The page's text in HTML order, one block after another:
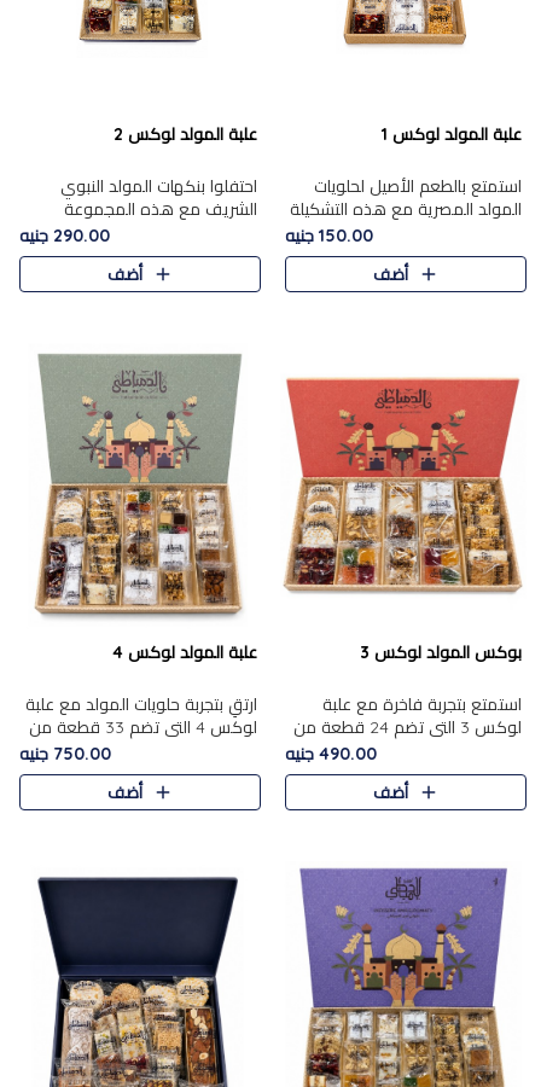
علبة المولد لوكس 1
استمتع بالطعم الأصيل لحلويات
المولد المصرية مع هذه التشكيلة
المختارة بعناية من 9 قطع. تتضمن
التشكيلة جوزرية مع فول،ملبان
150.00 جنيه
أضف
علبة المولد لوكس 2
احتفلوا بنكهات المولد النبوي
الشريف مع هذه المجموعة
الفاخرة المكونة من 19 قطعة،
والتي تم اختيارها بعناية فائقة لتُبرز
تشكيلة واسعة من الحلويات
290.00 جنيه
أضف
بوكس المولد لوكس 3
استمتع بتجربة فاخرة مع علبة
لوكس 3 التي تضم 24 قطعة من
أشهر حلويات المولد الشرقية
المختارة بعناية. تحتوي التشكيلة
على الجزرية بالفول، والملب..
490.00 جنيه
أضف
علبة المولد لوكس 4
ارتقِ بتجربة حلويات المولد مع علبة
لوكس 4 التي تضم 33 قطعة من
تشكيلة فاخرة ومتنوعة من أشهر
الأصناف الشرقية. تحتوي العلبة على
الجزرية بالفول،..
750.00 جنيه
أضف